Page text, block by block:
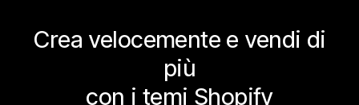
Crea velocemente e vendi di
più
con i temi Shopify